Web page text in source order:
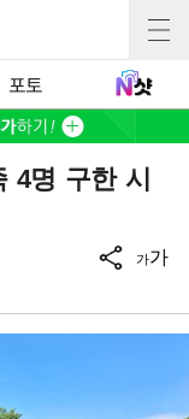
포토
4명 구한 시
가가